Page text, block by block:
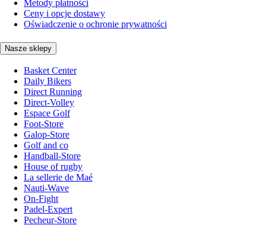
Metody płatności
Ceny i opcje dostawy
Oświadczenie o ochronie prywatności
Nasze sklepy
Basket Center
Daily Bikers
Direct Running
Direct-Volley
Espace Golf
Foot-Store
Galop-Store
Golf and co
Handball-Store
House of rugby
La sellerie de Maé
Nauti-Wave
On-Fight
Padel-Expert
Pecheur-Store